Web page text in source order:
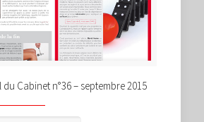
Cabinet n°36 – septembre 2015